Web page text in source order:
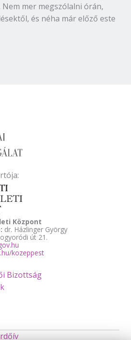
mer megszólalni órán,
és néha már előző este
Központ
dr. Házlinger György
út 21.
kozeppest
Bizottság